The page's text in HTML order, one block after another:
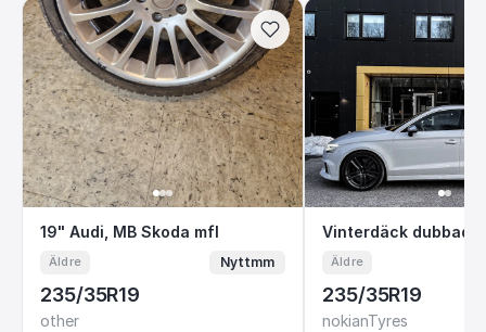
19" Audi, MB Skoda mfl
19" Audi, MB Skoda mfl
Äldre Nyttmm
235/35R19
other
Vinterdäck
Vinterdäck dubbade
Äldre
235/35R19
nokianTyres